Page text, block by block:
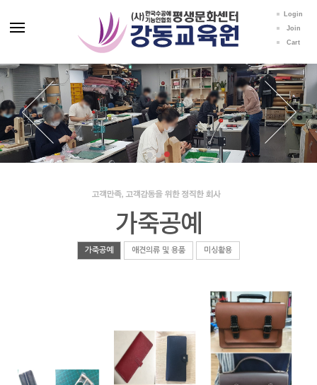
Login
Join
Cart
가죽공예
가죽공예 애견의류 및 용품 미싱활용